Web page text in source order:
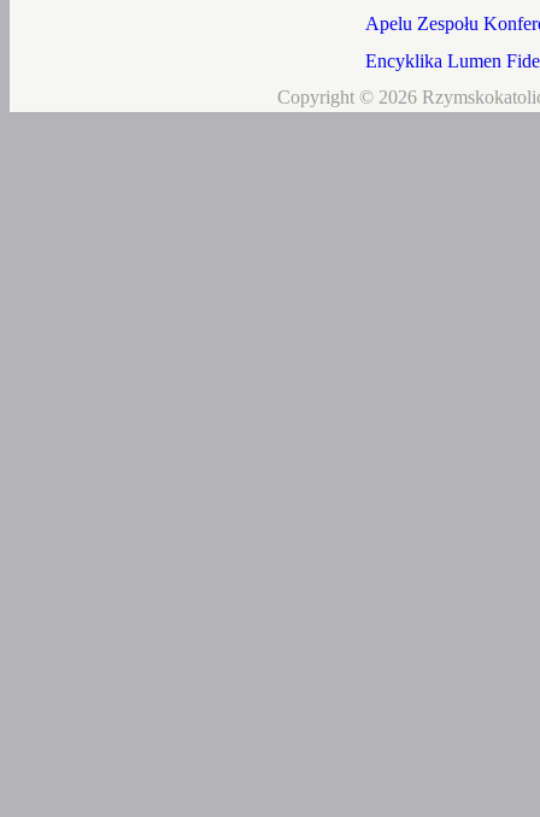
Apelu Zespołu
Encyklika Lumen
Copyright © 2026